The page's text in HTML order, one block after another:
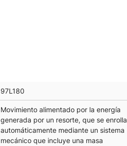
97L180
Movimiento alimentado por la energía
generada por un resorte, que se enrolla
automáticamente mediante un sistema
mecánico que incluye una masa